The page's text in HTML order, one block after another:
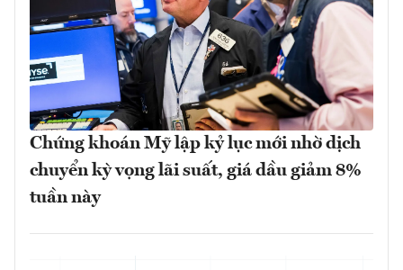
Chứng khoán Mỹ lập kỷ lục mới nhờ dịch
chuyển kỳ vọng lãi suất, giá dầu giảm 8%
tuần này